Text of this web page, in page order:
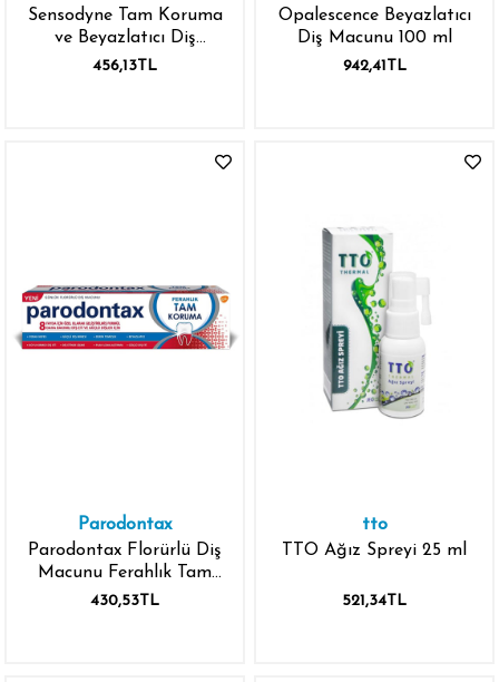
Sensodyne Tam Koruma
ve Beyazlatıcı Diş
Macunu 75 ml
456,13TL
Opalescence Beyazlatıcı
Diş Macunu 100 ml
942,41TL
Parodontax
Parodontax Florürlü Diş
Macunu Ferahlık Tam
Koruma 75 ml
430,53TL
tto
TTO Ağız Spreyi 25 ml
521,34TL